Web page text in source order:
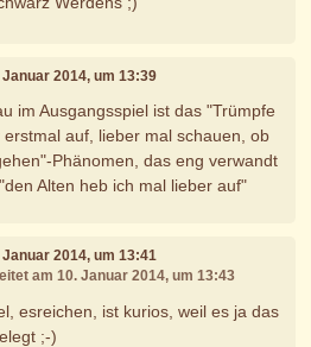
Januar 2014, um 13:39
im Ausgangsspiel ist das "Trümpfe
auf, lieber mal schauen, ob
Phänomen, das eng verwandt
Alten heb ich mal lieber auf"
Januar 2014, um 13:41
am 10. Januar 2014, um 13:43
esreichen, ist kurios, weil es ja das
;-)